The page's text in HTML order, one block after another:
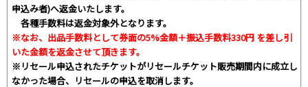
申込み者)へ返金いたします。
各種手数料は返金対象外となります。
※なお、出品手数料として券面の5%金額＋振込手数料330円 を差し引
いた金額を返金させて頂きます。
※リセール申込されたチケットがリセールチケット販売期間内に成立し
なかった場合、リセールの申込を取消します。